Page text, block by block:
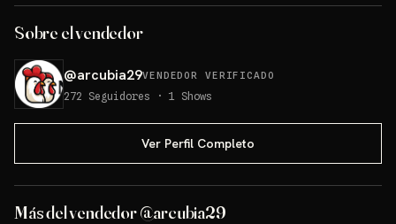
Sobre el vendedor
@arcubia29VENDEDOR VERIFICADO
272 Seguidores · 1 Shows
Ver Perfil Completo
Más del vendedor @arcubia29